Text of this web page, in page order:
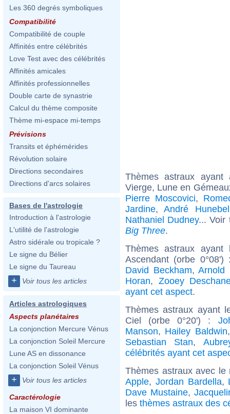
Les 360 degrés symboliques
Compatibilité
Compatibilité de couple
Affinités entre célébrités
Love Test avec des célébrités
Affinités amicales
Affinités professionnelles
Double carte de synastrie
Calcul du thème composite
Thème mi-espace mi-temps
Prévisions
Transits et éphémérides
Révolution solaire
Directions secondaires
Directions d'arcs solaires
Bases de l'astrologie
Introduction à l'astrologie
L'utilité de l'astrologie
Astro sidérale ou tropicale ?
Le signe du Bélier
Le signe du Taureau
+ Voir tous les articles
Articles astrologiques
Aspects planétaires
La conjonction Mercure Vénus
La conjonction Soleil Mercure
Lune AS en dissonance
La conjonction Soleil Vénus
+ Voir tous les articles
Caractérologie
La maison VI dominante
Thèmes astraux
Vierge, Lune en
Pierre Moscovici,
Jardine,André
Nathaniel Dudney... Voir
Big Three.
Thèmes astraux ayant
Ascendant (orbe
David Beckham,Arnold
Horan, Zooey
ayant cet aspect.
Thèmes astraux ayant
Ciel (orbe 0°20') :
Manson, Hailey Baldwin
Sebastian Stan,
célébrités ayant cet
Thèmes astraux avec
Apple, Jordan Bardella,
Dave Mustaine,
les thèmes astraux des